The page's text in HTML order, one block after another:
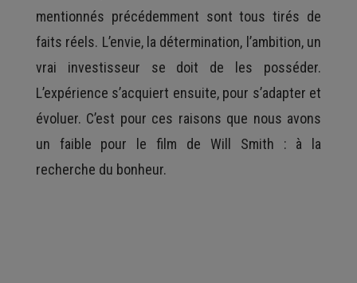
mentionnés précédemment sont tous tirés de
faits réels. L’envie, la détermination, l’ambition, un
vrai investisseur se doit de les posséder.
L’expérience s’acquiert ensuite, pour s’adapter et
évoluer. C’est pour ces raisons que nous avons
un faible pour le film de Will Smith : à la
recherche du bonheur.